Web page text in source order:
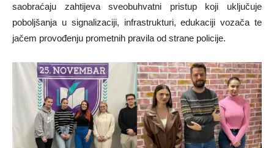
saobraćaju zahtijeva sveobuhvatni pristup koji uključuje
poboljšanja u signalizaciji, infrastrukturi, edukaciji vozača te
jačem provođenju prometnih pravila od strane policije.